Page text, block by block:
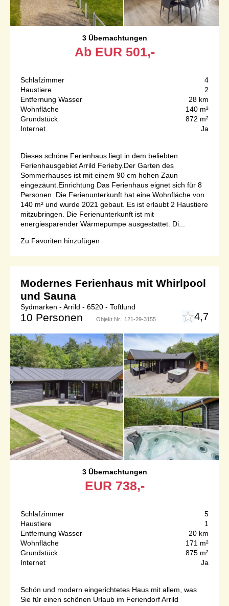
3 Übernachtungen
Ab EUR 501,-
Schlafzimmer
4
Haustiere
2
Entfernung Wasser
28 km
Wohnfläche
140 m²
Grundstück
872 m²
Internet
Ja
Dieses schöne Ferienhaus liegt in dem beliebten
Ferienhausgebiet Arrild Ferieby.Der Garten des
Sommerhauses ist mit einem 90 cm hohen Zaun
eingezäunt.Einrichtung Das Ferienhaus eignet sich für 8
Personen. Die Ferienunterkunft hat eine Wohnfläche von
140 m² und wurde 2021 gebaut. Es ist erlaubt 2 Haustiere
mitzubringen. Die Ferienunterkunft ist mit
energiesparender Wärmepumpe ausgestattet. Di...
Zu Favoriten hinzufügen
Modernes Ferienhaus mit Whirlpool
und Sauna
Sydmarken - Arrild - 6520 - Toftlund
10 Personen Objekt Nr.: 121-29-3155 4,7
3 Übernachtungen
EUR 738,-
Schlafzimmer
5
Haustiere
1
Entfernung Wasser
20 km
Wohnfläche
171 m²
Grundstück
875 m²
Internet
Ja
Schön und modern eingerichtetes Haus mit allem, was
Sie für einen schönen Urlaub im Feriendorf Arrild